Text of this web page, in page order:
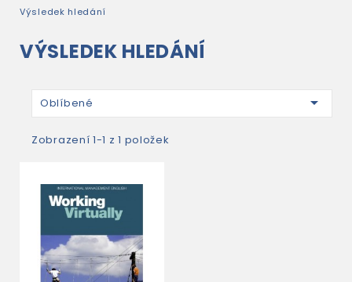
Výsledek hledání
VÝSLEDEK HLEDÁNÍ
Oblíbené 
Zobrazení 1-1 z 1 položek